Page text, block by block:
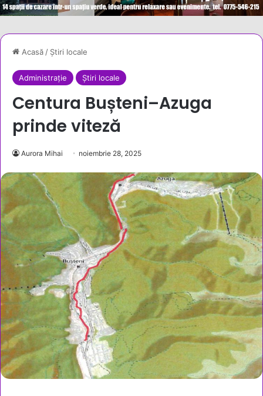
Acasă/ Știri locale
Administrație Știri locale
Centura Bușteni–Azuga
prinde viteză
Aurora Mihai noiembrie 28, 2025